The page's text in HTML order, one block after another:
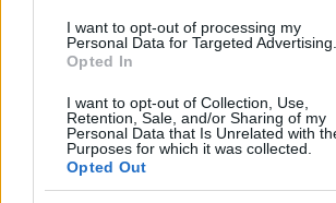
I want to opt-out of processing my
Personal Data for Targeted Advertising.
Opted In
I want to opt-out of Collection, Use,
Retention, Sale, and/or Sharing of my
Personal Data that Is Unrelated with
Purposes for which it was collected.
Opted Out
Ακολουθήστε τοinsider.gr στο Google
πρώτοι όλες τιςειδήσειςαπό την Ελλάδα